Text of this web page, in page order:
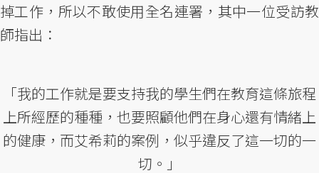
掉工作，所以不敢使用全名連署，其中一位受訪教
師指出：
「我的工作就是要支持我的學生們在教育這條旅程
上所經歷的種種，也要照顧他們在身心還有情緒上
的健康，而艾希莉的案例，似乎違反了這一切的一
切。」